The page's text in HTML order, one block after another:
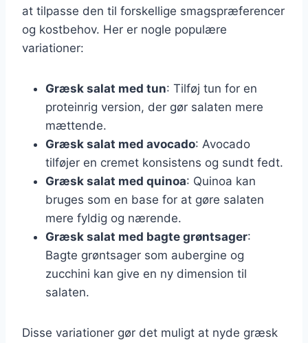
at tilpasse den til forskellige smagspræferencer
og kostbehov. Her er nogle populære
variationer:
Græsk salat med tun: Tilføj tun for en
proteinrig version, der gør salaten mere
mættende.
Græsk salat med avocado: Avocado
tilføjer en cremet konsistens og sundt fedt.
Græsk salat med quinoa: Quinoa kan
bruges som en base for at gøre salaten
mere fyldig og nærende.
Græsk salat med bagte grøntsager:
Bagte grøntsager som aubergine og
zucchini kan give en ny dimension til
salaten.
Disse variationer gør det muligt at nyde græsk